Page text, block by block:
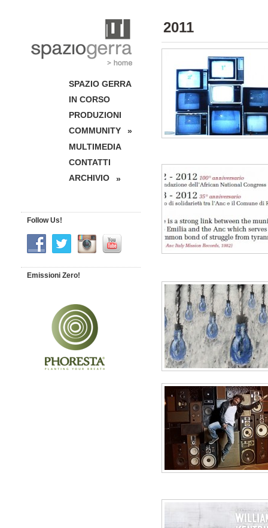
2011
SPAZIO GERRA
IN CORSO
PRODUZIONI
COMMUNITY
»
MULTIMEDIA
CONTATTI
ARCHIVIO
»
Follow Us!
Emissioni Zero!